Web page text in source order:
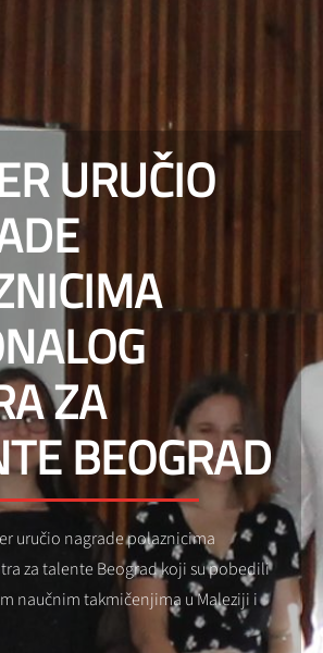
URUČIO
ZA
BEOGRAD
uručio nagrade polaznicima
za talente Beograd koji su pobedili
naučnim takmičenjima u Maleziji i